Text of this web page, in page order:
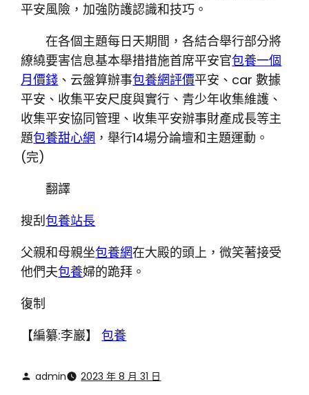
平安風險，加強防護認識和技巧。
在各個主題每日天期間，各結合舉行部分將
繚繞要害信息基本舉措措施首席平安官包養一個
月價錢 、云盤算辦事包養網評價平安、car 數據
平安、收集平安尺度與實行、青少年收集維護、
收集平安協同管理、收集平安辦事財產成長等主
題包養甜心網 ，舉行14場分論壇和主題運動。
(完)
翻譯
搜刮包養站長
父親和母親坐包養網在大殿的頭上，微笑著接受
他們夫包養婦的跪拜。
復制
【編纂:李巖】包養
admin 2023 年 8 月 31 日